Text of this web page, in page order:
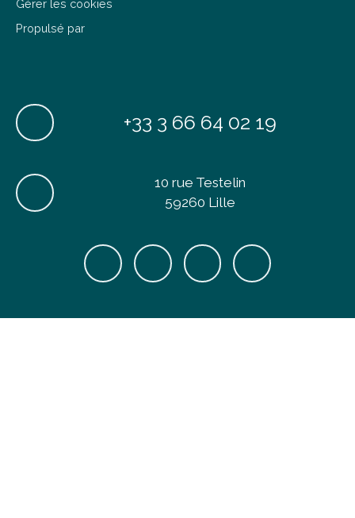
Gérer les cookies
Propulsé par
+33 3 66 64 02 19
10 rue Testelin
59260 Lille